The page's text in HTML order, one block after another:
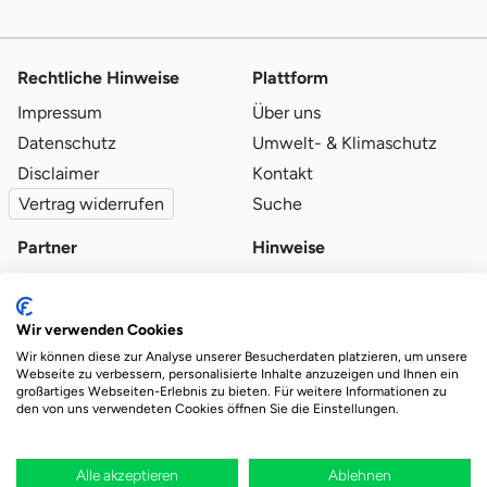
Rechtliche Hinweise
Impressum
Datenschutz
Disclaimer
Vertrag widerrufen
Plattform
Über uns
Umwelt- & Klimaschutz
Kontakt
Suche
Partner
Qualitätsvoraussetzungen
Partner-Login
Hinweise
Das Ökosystem für beste Ver- und Entsorgung
Durch deine Bestellung wird regional aufgeforstet
Wir verwenden Cookies
Wir können diese zur Analyse unserer Besucherdaten platzieren, um unsere
Webseite zu verbessern, personalisierte Inhalte anzuzeigen und Ihnen ein
großartiges Webseiten-Erlebnis zu bieten. Für weitere Informationen zu
den von uns verwendeten Cookies öffnen Sie die Einstellungen.
Alle akzeptieren Ablehnen